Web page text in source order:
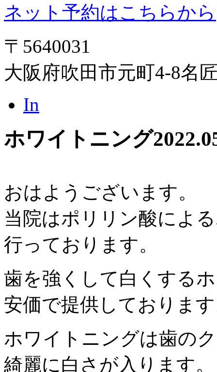
ネット予約はこちらから
〒5640031
大阪府吹田市元町4-8名
In
ホワイトニング
おはようございます。
当院はポリリン酸によ
行っております。
歯を強くして白くする
安価で提供しておりま
ホワイトニングは歯の
綺麗に白さが入ります。